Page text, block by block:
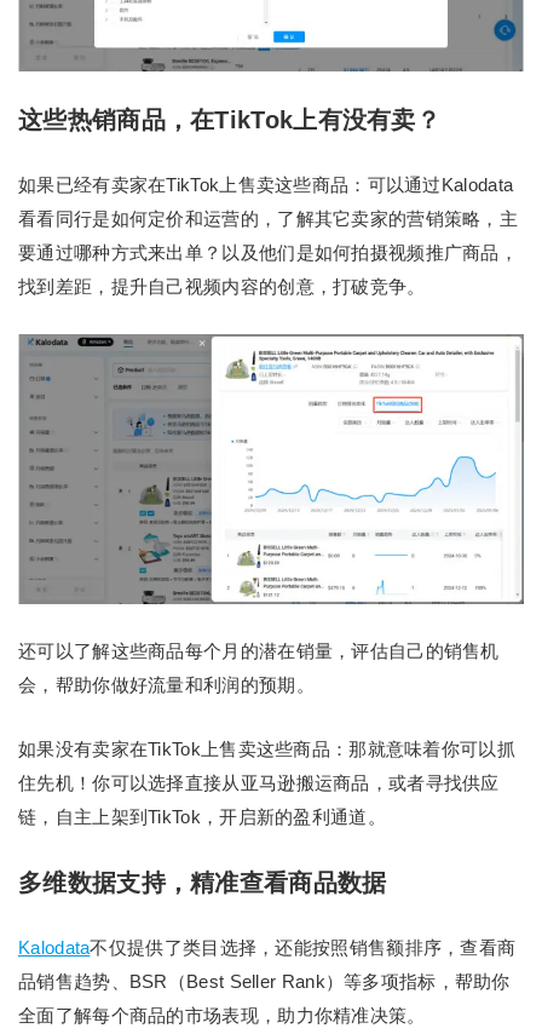
这些热销商品，在TikTok上有没有卖？
如果已经有卖家在TikTok上售卖这些商品：可以通过Kalodata
看看同行是如何定价和运营的，了解其它卖家的营销策略，主
要通过哪种方式来出单？以及他们是如何拍摄视频推广商品，
找到差距，提升自己视频内容的创意，打破竞争。
还可以了解这些商品每个月的潜在销量，评估自己的销售机
会，帮助你做好流量和利润的预期。
如果没有卖家在TikTok上售卖这些商品：那就意味着你可以抓
住先机！你可以选择直接从亚马逊搬运商品，或者寻找供应
链，自主上架到TikTok，开启新的盈利通道。
多维数据支持，精准查看商品数据
Kalodata不仅提供了类目选择，还能按照销售额排序，查看商
品销售趋势、BSR（Best Seller Rank）等多项指标，帮助你
全面了解每个商品的市场表现，助力你精准决策。